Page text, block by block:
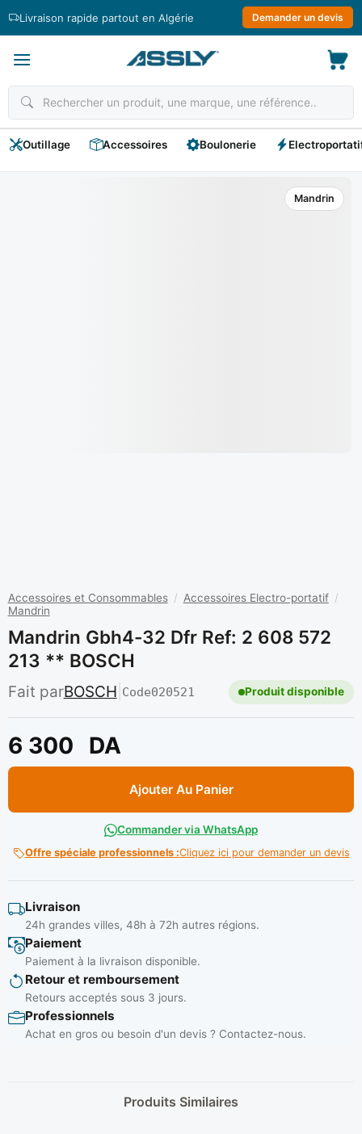
Livraison rapide partout en Algérie Demander un devis
Outillage Accessoires Boulonerie
Mandrin
Accessoires et Consommables / Accessoires Electro-portatif /
Mandrin
Mandrin Gbh4-32 Dfr Ref: 2 608 572
213 ** BOSCH
Fait parBOSCH Code020521 Produit disponible
6 300 DA
Ajouter Au Panier
Commander via WhatsApp
Offre spéciale professionnels :Cliquez ici pour demander un devis
Livraison
24h grandes villes, 48h à 72h autres régions.
Paiement
Paiement à la livraison disponible.
Retour et remboursement
Retours acceptés sous 3 jours.
Professionnels
Achat en gros ou besoin d'un devis ? Contactez-nous.
Produits Similaires